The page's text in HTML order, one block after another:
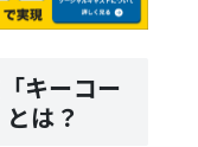
キーコー
は？